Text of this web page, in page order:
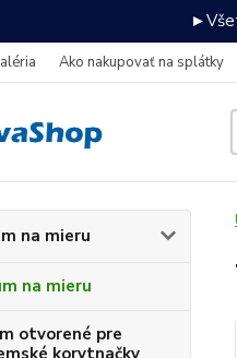
Ako nakupovať na splátky
na mieru
na mieru
otvorené pre